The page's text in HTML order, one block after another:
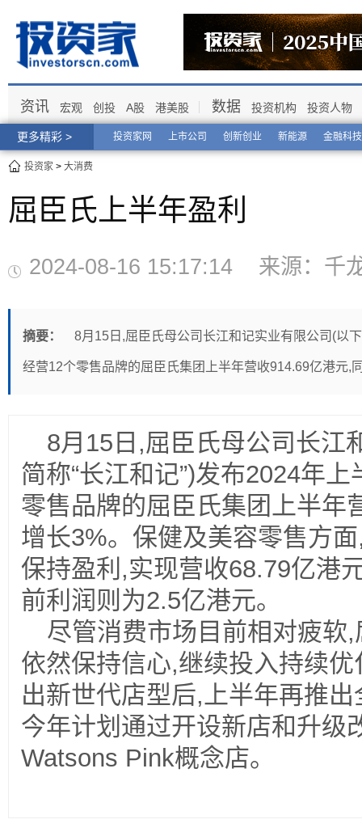
更多精彩 > 投资家网 上市公司 创新创业 新能源 金融科技
资讯 宏观 创投 A股 港美股 数据 投资机构 投资人物
投资家 > 大消费
屈臣氏上半年盈利
2024-08-16 15:17:14 来源：
摘要： 8月15日,屈臣氏母公司长江和记实业有限公司(以
经营12个零售品牌的屈臣氏集团上半年营收914.69亿港元,
8月15日,屈臣氏母公司长江
简称“长江和记”)发布2024年
零售品牌的屈臣氏集团上半年
增长3%。保健及美容零售方
保持盈利,实现营收68.79亿港
前利润则为2.5亿港元。
尽管消费市场目前相对疲软
依然保持信心,继续投入持续
出新世代店型后,上半年再推
今年计划通过开设新店和升级
Watsons Pink概念店。